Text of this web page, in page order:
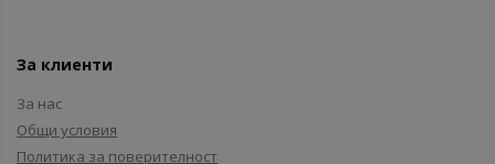
За клиенти
За нас
Общи условия
Политика за поверителност